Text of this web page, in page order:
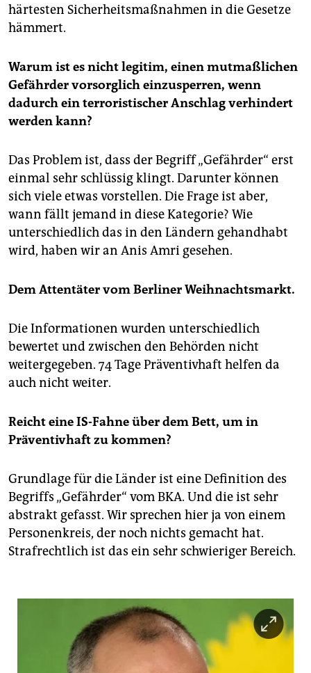
härtesten Sicherheitsmaßnahmen in die Gesetze
hämmert.
Warum ist es nicht legitim, einen mutmaßlichen
Gefährder vorsorglich einzusperren, wenn
dadurch ein terroristischer Anschlag verhindert
werden kann?
Das Problem ist, dass der Begriff „Gefährder“ erst
einmal sehr schlüssig klingt. Darunter können
sich viele etwas vorstellen. Die Frage ist aber,
wann fällt jemand in diese Kategorie? Wie
unterschiedlich das in den Ländern gehandhabt
wird, haben wir an Anis Amri gesehen.
Dem Attentäter vom Berliner Weihnachtsmarkt.
Die Informationen wurden unterschiedlich
bewertet und zwischen den Behörden nicht
weitergegeben. 74 Tage Präventivhaft helfen da
auch nicht weiter.
Reicht eine IS-Fahne über dem Bett, um in
Präventivhaft zu kommen?
Grundlage für die Länder ist eine Definition des
Begriffs „Gefährder“ vom BKA. Und die ist sehr
abstrakt gefasst. Wir sprechen hier ja von einem
Personenkreis, der noch nichts gemacht hat.
Strafrechtlich ist das ein sehr schwieriger Bereich.